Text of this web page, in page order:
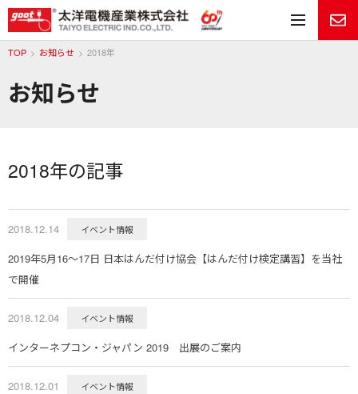
メ
お知らせ
TOP お知らせ 2018年
2018年の記事
2018.12.14 イベント情報
2019年5月16～17日 日本はんだ付け協会【はんだ付け検定講習】を当社
で開催
2018.12.04 イベント情報
インターネプコン・ジャパン 2019 出展のご案内
2018.12.01 イベント情報